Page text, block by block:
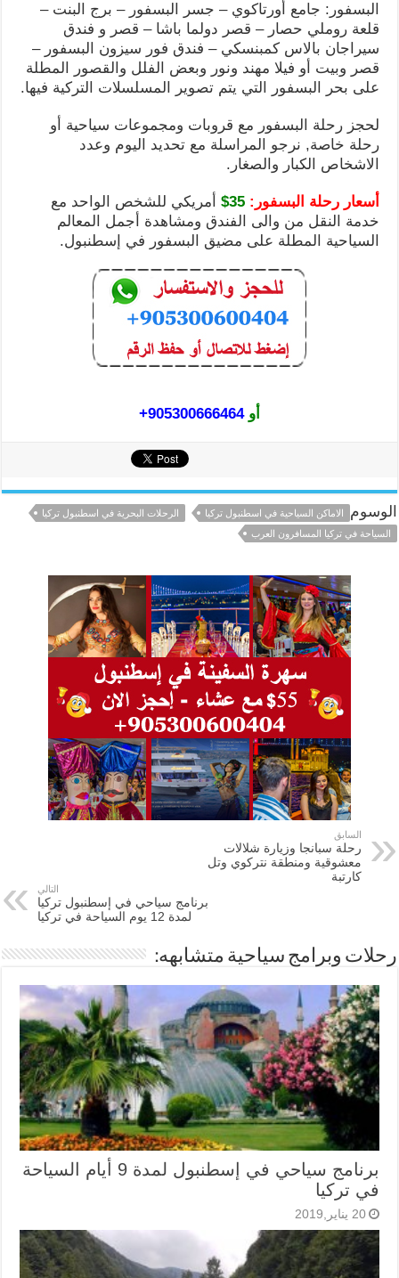
البسفور: جامع أورتاكوي – جسر البسفور – برج البنت –
قلعة روملي حصار – قصر دولما باشا – قصر و فندق
سيراجان بالاس كمبنسكي – فندق فور سيزون البسفور –
قصر وبيت أو فيلا مهند ونور وبعض الفلل والقصور المطلة
على بحر البسفور التي يتم تصوير المسلسلات التركية فيها.
لحجز رحلة البسفور مع قروبات ومجموعات سياحية أو
رحلة خاصة, نرجو المراسلة مع تحديد اليوم وعدد
الاشخاص الكبار والصغار.
أسعار رحلة البسفور: 35$
أمريكي للشخص الواحد مع
خدمة النقل من والى الفندق ومشاهدة أجمل المعالم
السياحية المطلة على مضيق البسفور في إسطنبول.
أو 905300666464+
الوسوم الاماكن السياحية في اسطنبول تركيا
الرحلات البحرية في اسطنبول تركيا
السياحة في تركيا المسافرون العرب
السابق
رحلة سبانجا وزيارة شلالات
معشوقية ومنطقة نتركوي وتل
كارتبة
التالي
برنامج سياحي في إسطنبول تركيا
لمدة 12 يوم السياحة في تركيا
رحلات وبرامج سياحية متشابهه:
برنامج سياحي في إسطنبول لمدة 9 أيام السياحة
في تركيا
20 يناير,2019